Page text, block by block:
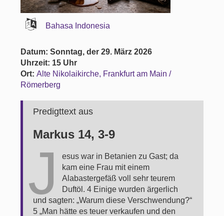
Bahasa Indonesia
Datum: Sonntag, der 29. März 2026
Uhrzeit: 15 Uhr
Ort:Alte Nikolaikirche, Frankfurt am Main /
Römerberg
Predigttext aus
Markus 14, 3-9
J
esus war in Betanien zu Gast; da
kam eine Frau mit einem
Alabastergefäß voll sehr teurem
Duftöl. 4 Einige wurden ärgerlich
und sagten: „Warum diese Verschwendung?“
5 „Man hätte es teuer verkaufen und den